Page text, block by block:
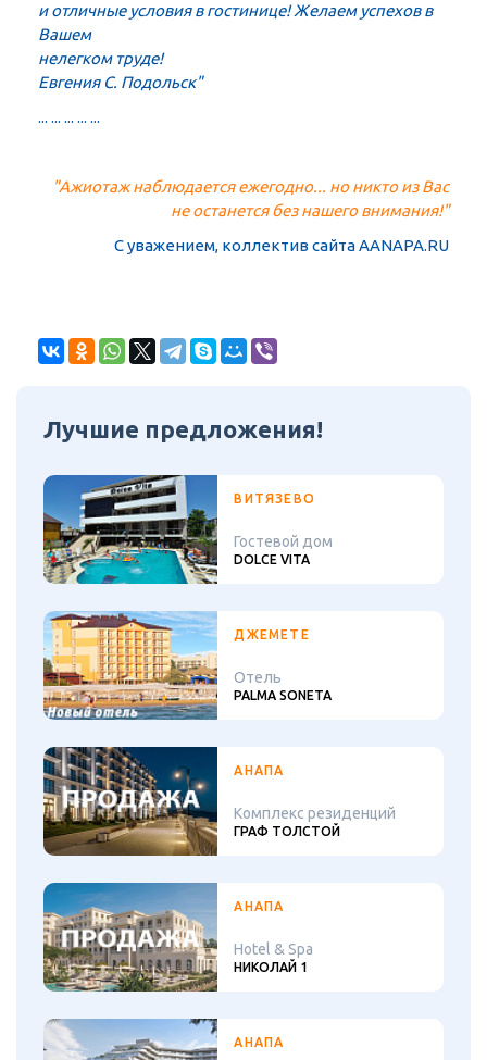
и отличные условия в гостинице! Желаем успехов в
Вашем
нелегком труде!
Евгения С. Подольск"
... ... ... ... ...
"Ажиотаж наблюдается ежегодно... но никто из Вас
не останется без нашего внимания!"
С уважением, коллектив сайта AANAPA.RU
Лучшие предложения!
ВИТЯЗЕВО
Гостевой дом
DOLCE VITA
ДЖЕМЕТЕ
Отель
PALMA SONETA
АНАПА
Комплекс резиденций
ГРАФ ТОЛСТОЙ
АНАПА
Hotel & Spa
НИКОЛАЙ 1
АНАПА